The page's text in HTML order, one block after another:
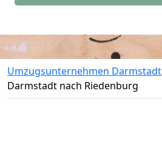
Umzugsunternehmen Darmstadt
Darmstadt nach Riedenburg